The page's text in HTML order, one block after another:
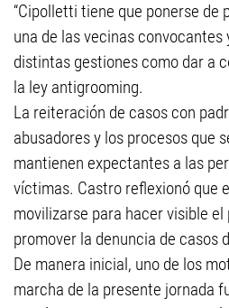
“Cipolletti tiene que ponerse de
una de las vecinas
distintas gestiones como dar a
la ley antigrooming.
La reiteración de casos con
abusadores y los procesos que
mantienen expectantes a las
víctimas. Castro reflexionó que
movilizarse para hacer visible el
promover la denuncia de casos
De manera inicial, uno de los
marcha de la presente jornada